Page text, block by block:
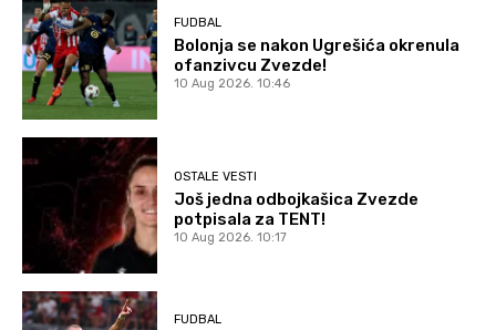
FUDBAL
Bolonja se nakon Ugrešića okrenula
ofanzivcu Zvezde!
10 Aug 2026. 10:46
OSTALE VESTI
Još jedna odbojkašica Zvezde
potpisala za TENT!
10 Aug 2026. 10:17
FUDBAL